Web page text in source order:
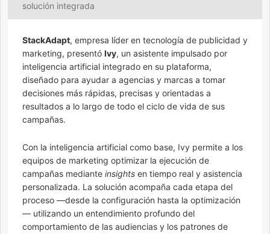
solución integrada
StackAdapt, empresa líder en tecnología de publicidad y
marketing, presentó Ivy, un asistente impulsado por
inteligencia artificial integrado en su plataforma,
diseñado para ayudar a agencias y marcas a tomar
decisiones más rápidas, precisas y orientadas a
resultados a lo largo de todo el ciclo de vida de sus
campañas.
Con la inteligencia artificial como base, Ivy permite a los
equipos de marketing optimizar la ejecución de
campañas mediante insights en tiempo real y asistencia
personalizada. La solución acompaña cada etapa del
proceso —desde la configuración hasta la optimización
— utilizando un entendimiento profundo del
comportamiento de las audiencias y los patrones de